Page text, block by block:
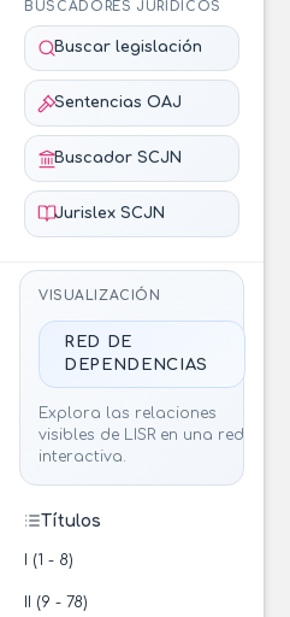
BUSCADORES JURÍDICOS
Buscar legislación
Sentencias OAJ
Buscador SCJN
Jurislex SCJN
VISUALIZACIÓN
RED DE
DEPENDENCIAS
Explora las relaciones
visibles de LISR en una red
interactiva.
Títulos
I (1 - 8)
II (9 - 78)